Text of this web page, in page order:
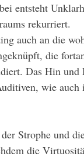
entsteht
rekurriert.
auch an die
die
Das Hin
wie auch
die